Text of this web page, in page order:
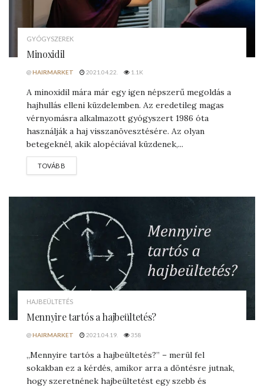
GYÓGYSZEREK
Minoxidil
@HAIRMARKET 2021.04.22. 1.1K
A minoxidil mára már egy igen népszerű megoldás a
hajhullás elleni küzdelemben. Az eredetileg magas
vérnyomásra alkalmazott gyógyszert 1986 óta
használják a haj visszanövesztésére. Az olyan
betegeknél, akik alopéciával küzdenek,...
TOVÁBB
HAJBEÜLTETÉS
Mennyire tartós a hajbeültetés?
@HAIRMARKET 2021.04.19. 358
„Mennyire tartós a hajbeültetés?” – merül fel
sokakban ez a kérdés, amikor arra a döntésre jutnak,
hogy szeretnének hajbeültetést egy szebb és